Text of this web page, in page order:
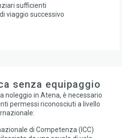
sufficienti
viaggio successivo
senza equipaggio
noleggio in Atena, è necessario
permessi riconosciuti a livello
di Competenza (ICC)